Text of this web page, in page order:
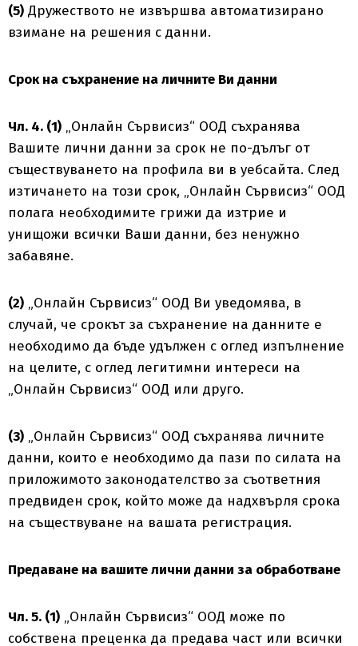
(5) Дружеството не извършва автоматизирано
взимане на решения с данни.
Срок на съхранение на личните Ви данни
Чл. 4. (1) „Онлайн Сървисиз“ ООД съхранява
Вашите лични данни за срок не по-дълъг от
съществуването на профила ви в уебсайта. След
изтичането на този срок, „Онлайн Сървисиз“ ООД
полага необходимите грижи да изтрие и
унищожи всички Ваши данни, без ненужно
забавяне.
(2) „Онлайн Сървисиз“ ООД Ви уведомява, в
случай, че срокът за съхранение на данните е
необходимо да бъде удължен с оглед изпълнение
на целите, с оглед легитимни интереси на
„Онлайн Сървисиз“ ООД или друго.
(3) „Онлайн Сървисиз“ ООД съхранява личните
данни, които е необходимо да пази по силата на
приложимото законодателство за съответния
предвиден срок, който може да надхвърля срока
на съществуване на вашата регистрация.
Предаване на вашите лични данни за обработване
Чл. 5. (1) „Онлайн Сървисиз“ ООД може по
собствена преценка да предава част или всички